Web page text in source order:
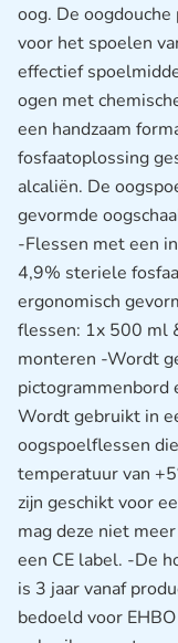
oog. De
voor het spoelen
effectief
ogen met
een handzaam
fosfaatoplossing
alcaliën. De
gevormde
-Flessen met een
4,9% steriele
ergonomisch
flessen: 1x 500 ml
monteren -Wordt
pictogrammenbord
Wordt gebruikt in
oogspoelflessen
temperatuur van
zijn geschikt voor
mag deze niet
een CE label. -De
is 3 jaar vanaf
bedoeld voor